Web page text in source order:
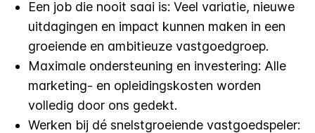
Een job die nooit saai is: Veel variatie, nieuwe
uitdagingen en impact kunnen maken in een
groeiende en ambitieuze vastgoedgroep.
Maximale ondersteuning en investering: Alle
marketing- en opleidingskosten worden
volledig door ons gedekt.
Werken bij dé snelstgroeiende vastgoedspeler: